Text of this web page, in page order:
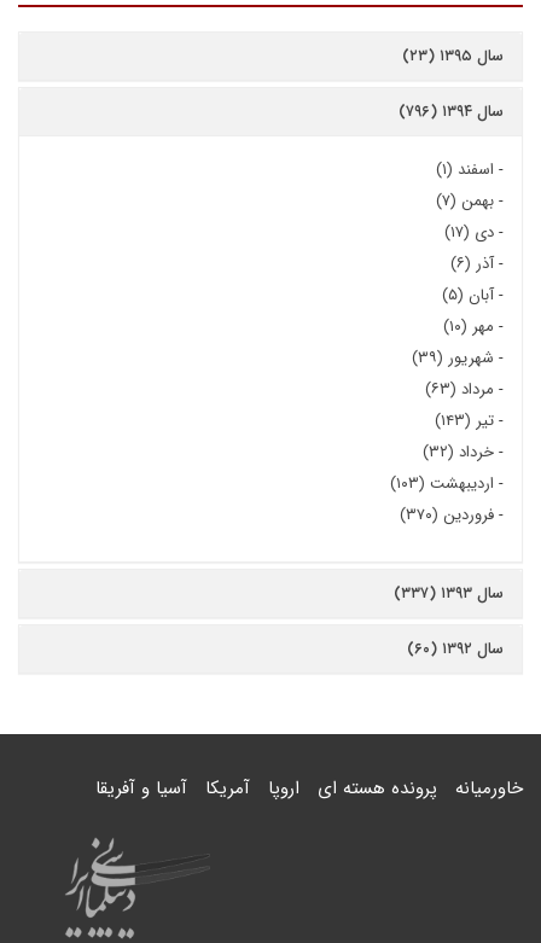
سال ۱۳۹۵ (۲۳)
سال ۱۳۹۴ (۷۹۶)
- اسفند (۱)
-بهمن (۷)
-دی (۱۷)
-آذر (۶)
-آبان (۵)
- مهر (۱۰)
- شهریور (۳۹)
- مرداد (۶۳)
-تیر (۱۴۳)
-خرداد (۳۲)
- اردیبهشت (۱۰۳)
-فروردین (۳۷۰)
سال ۱۳۹۳ (۳۳۷)
سال ۱۳۹۲ (۶۰)
خاورمیانه پرونده هسته ای اروپا آمریکا آسیا و آفریقا